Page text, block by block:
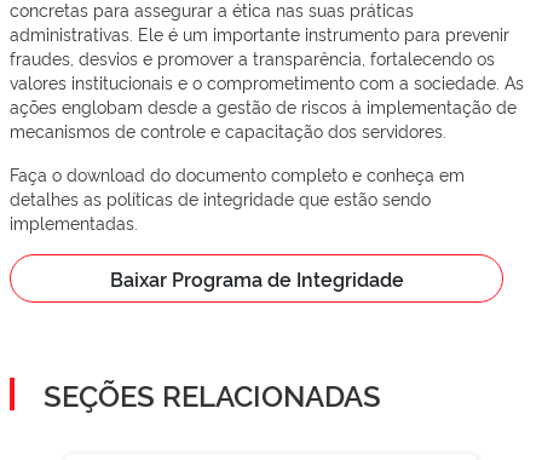
concretas para assegurar a ética nas suas práticas
administrativas. Ele é um importante instrumento para prevenir
fraudes, desvios e promover a transparência, fortalecendo os
valores institucionais e o comprometimento com a sociedade. As
ações englobam desde a gestão de riscos à implementação de
mecanismos de controle e capacitação dos servidores.
Faça o download do documento completo e conheça em
detalhes as políticas de integridade que estão sendo
implementadas.
Baixar Programa de Integridade
SEÇÕES RELACIONADAS